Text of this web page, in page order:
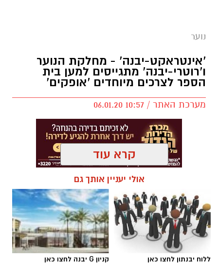
חדשותי? מצאתם טעות בכתבה? נשמח שתשתפו
אותנו
נוער
'אינטראקט-יבנה' - מחלקת הנוער
ו'רוטרי-יבנה' מתגייסים למען בית
הספר לצרכים מיוחדים 'אופקים'
מערכת האתר / 10:57 06.01.20
מועדון 'אינטראקט-יבנה' מורכב מבני-נוער הפועלים
למען הקהילה תחת הדרכת והכוונת מחלקת הנוער
- בהובלת ספיר ירקוני, 'רוטרי-יבנה' - בתיאום טל
מימרן. מהות המועדון היא פיתוח מנהיגות צעירה,
העצמה של בני הנוער ותרומה לקהילה בה הוא
קרא עוד
אולי יעניין אותך גם
ללוח יבנתון לחצו כאן קניון G יבנה לחצו כאן